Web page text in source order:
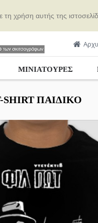
τη χρήση αυτής της
ΜΙΝΙΑΤΟΥΡΕΣ
ΠΑΙΔΙΚΌ